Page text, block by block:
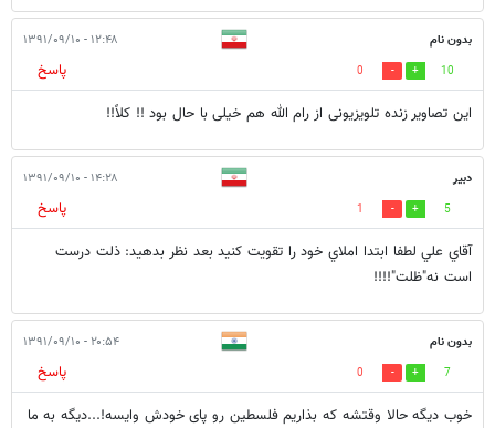
بدون نام ۱۲:۴۸ - ۱۳۹۱/۰۹/۱۰
10
0
پاسخ
این تصاویر زنده تلویزیونی از رام الله هم خیلی با حال بود !! کلاً!!
دبير ۱۴:۲۸ - ۱۳۹۱/۰۹/۱۰
5
1
پاسخ
آقاي علي لطفا ابتدا املاي خود را تقويت كنيد بعد نظر بدهيد: ذلت درست
است نه"ظلت"!!!!
بدون نام ۲۰:۵۴ - ۱۳۹۱/۰۹/۱۰
7
0
پاسخ
خوب دیگه حالا وقتشه که بذاریم فلسطین رو پای خودش وایسه!...دیگه به ما